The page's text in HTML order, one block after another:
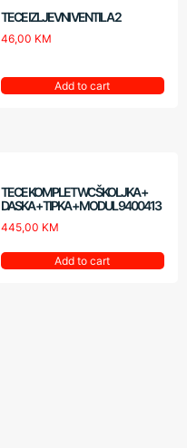
TECE IZLJEVNI VENTIL A 2
46,00 KM
Add to cart
TECE KOMPLET WC ŠKOLJKA +
DASKA + TIPKA + MODUL 9400413
445,00 KM
Add to cart